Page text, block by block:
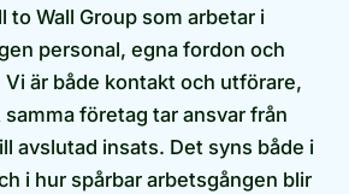
to Wall Group som arbetar i
personal, egna fordon och
är både kontakt och utförare,
företag tar ansvar från
avslutad insats. Det syns både i
i hur spårbar arbetsgången blir